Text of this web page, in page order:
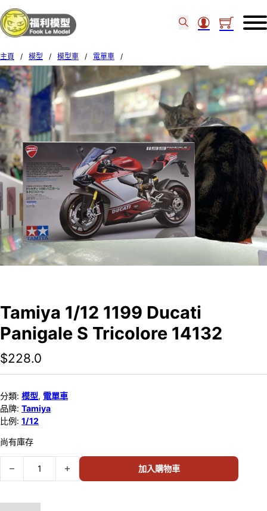
主頁 / 模型 / 模型車 / 電單車
/
Tamiya 1/12 1199 Ducati Panigale S Tricolore 14132
Tamiya 1/12 1199 Ducati
Panigale S Tricolore 14132
$228.0
分類: 模型, 電單車
品牌: Tamiya
比例: 1/12
尚有庫存
Tamiya 1/12 1199 Ducati Panigale S Tricolore 14132 數量
加入購物車